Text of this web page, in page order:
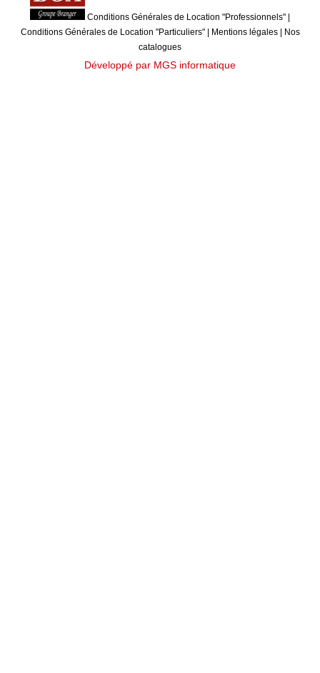
Conditions Générales de Location "Professionnels"
Conditions Générales de Location "Particuliers"| Mentions légales|
Nos
catalogues
Développé par MGS informatique